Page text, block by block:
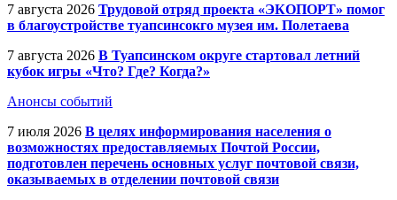
7 августа 2026 Трудовой отряд проекта «ЭКОПОРТ» помог
в благоустройстве туапсинсокго музея им. Полетаева
7 августа 2026 В Туапсинском округе стартовал летний
кубок игры «Что? Где? Когда?»
Анонсы событий
7 июля 2026 В целях информирования населения о
возможностях предоставляемых Почтой России,
подготовлен перечень основных услуг почтовой связи,
оказываемых в отделении почтовой связи